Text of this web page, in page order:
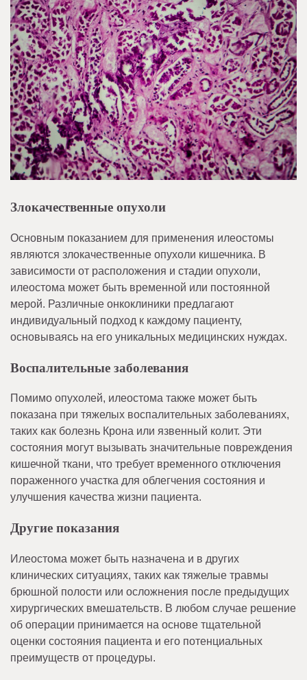
Злокачественные опухоли
Основным показанием для применения илеостомы
являются злокачественные опухоли кишечника. В
зависимости от расположения и стадии опухоли,
илеостома может быть временной или постоянной
мерой. Различные онкоклиники предлагают
индивидуальный подход к каждому пациенту,
основываясь на его уникальных медицинских нуждах.
Воспалительные заболевания
Помимо опухолей, илеостома также может быть
показана при тяжелых воспалительных заболеваниях,
таких как болезнь Крона или язвенный колит. Эти
состояния могут вызывать значительные повреждения
кишечной ткани, что требует временного отключения
пораженного участка для облегчения состояния и
улучшения качества жизни пациента.
Другие показания
Илеостома может быть назначена и в других
клинических ситуациях, таких как тяжелые травмы
брюшной полости или осложнения после предыдущих
хирургических вмешательств. В любом случае решение
об операции принимается на основе тщательной
оценки состояния пациента и его потенциальных
преимуществ от процедуры.